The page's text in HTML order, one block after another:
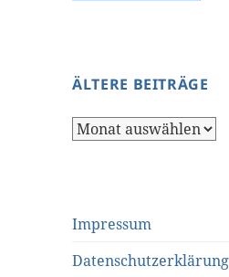
ÄLTERE BEITRÄGE
Ältere
Impressum
Datenschutzerklärung